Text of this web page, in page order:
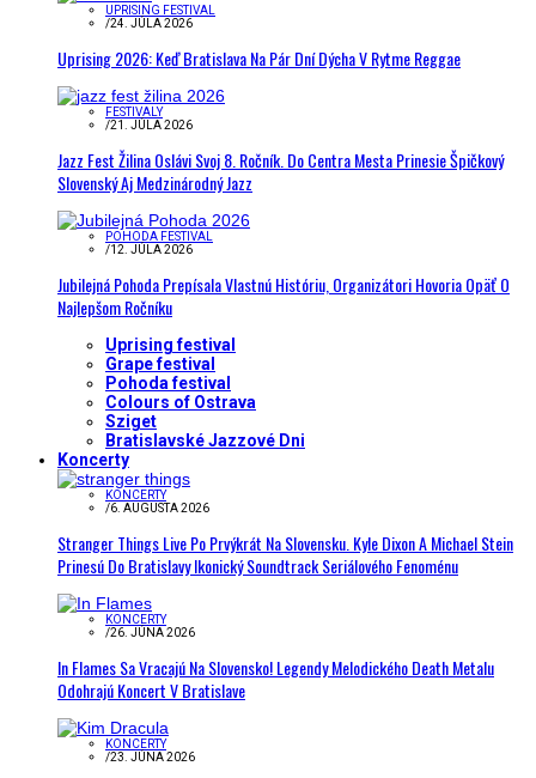
UPRISING FESTIVAL
/24. JÚLA 2026
Uprising 2026: Keď Bratislava Na Pár Dní Dýcha V Rytme Reggae
FESTIVALY
/21. JÚLA 2026
Jazz Fest Žilina Oslávi Svoj 8. Ročník. Do Centra Mesta Prinesie Špičkový
Slovenský Aj Medzinárodný Jazz
POHODA FESTIVAL
/12. JÚLA 2026
Jubilejná Pohoda Prepísala Vlastnú Históriu, Organizátori Hovoria Opäť O
Najlepšom Ročníku
Uprising festival
Grape festival
Pohoda festival
Colours of Ostrava
Sziget
Bratislavské Jazzové Dni
Koncerty
KONCERTY
/6. AUGUSTA 2026
Stranger Things Live Po Prvýkrát Na Slovensku. Kyle Dixon A Michael Stein
Prinesú Do Bratislavy Ikonický Soundtrack Seriálového Fenoménu
KONCERTY
/26. JÚNA 2026
In Flames Sa Vracajú Na Slovensko! Legendy Melodického Death Metalu
Odohrajú Koncert V Bratislave
KONCERTY
/23. JÚNA 2026